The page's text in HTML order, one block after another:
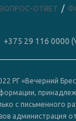
ВОПРОС-ОТВЕТ
+375 29 116 0000
РГ «Вечерний
с письменного
администрация